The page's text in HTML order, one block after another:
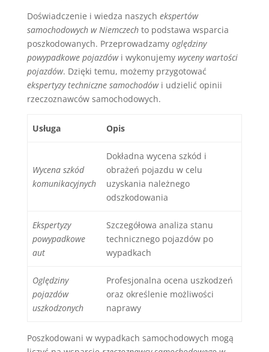
Doświadczenie i wiedza naszych ekspertów
samochodowych w Niemczechto podstawa wsparcia
poszkodowanych. Przeprowadzamy oględziny
powypadkowe pojazdówi wykonujemy wyceny wartości
pojazdów. Dzięki temu, możemy przygotować
ekspertyzy techniczne samochodówi udzielić opinii
rzeczoznawców samochodowych.
Usługa Opis
Wycena szkód
komunikacyjnych
Dokładna wycena szkód i
obrażeń pojazdu w celu
uzyskania należnego
odszkodowania
Ekspertyzy
powypadkowe
aut
Szczegółowa analiza stanu
technicznego pojazdów po
wypadkach
Oględziny
pojazdów
uszkodzonych
Profesjonalna ocena uszkodzeń
oraz określenie możliwości
naprawy
Poszkodowani w wypadkach samochodowych mogą